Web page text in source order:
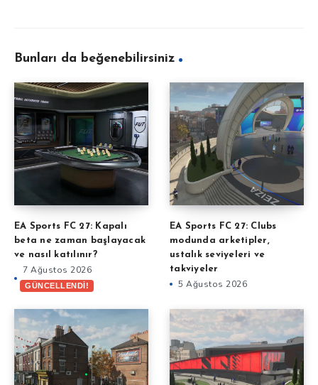
Bunları da beğenebilirsiniz
EA Sports FC 27: Kapalı
beta ne zaman başlayacak
ve nasıl katılınır?
7 Ağustos 2026
GÜNCELLENDİ!
EA Sports FC 27: Clubs
modunda arketipler,
ustalık seviyeleri ve
takviyeler
5 Ağustos 2026